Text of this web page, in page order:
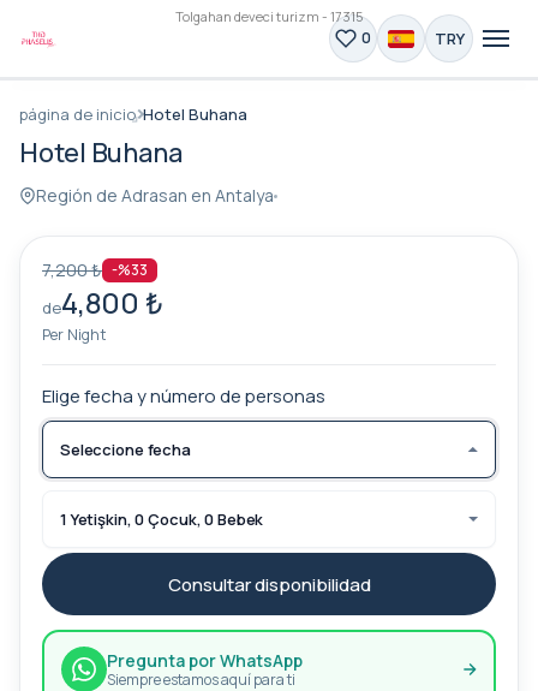
Tolgahan deveci turizm - 17315
0 TRY
página de inicio Hotel Buhana
Hotel Buhana
Región de Adrasan en Antalya
7,200 ₺ -%33
de4,800 ₺
Per Night
Elige fecha y número de personas
Seleccione fecha
1 Yetişkin, 0 Çocuk, 0 Bebek
Consultar disponibilidad
Pregunta por WhatsApp
Siempre estamos aquí para ti